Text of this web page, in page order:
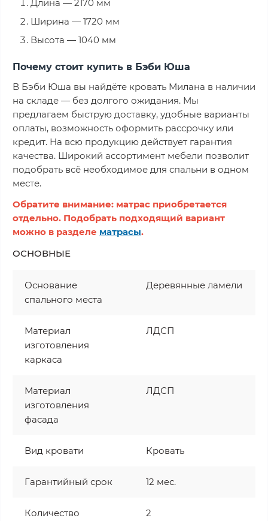
Длина — 2170 мм
Ширина — 1720 мм
Высота — 1040 мм
Почему стоит купить в Бэби Юша
В Бэби Юша вы найдёте кровать Милана в наличии
на складе — без долгого ожидания. Мы
предлагаем быструю доставку, удобные варианты
оплаты, возможность оформить рассрочку или
кредит. На всю продукцию действует гарантия
качества. Широкий ассортимент мебели позволит
подобрать всё необходимое для спальни в одном
месте.
Обратите внимание: матрас приобретается
отдельно. Подобрать подходящий вариант
можно в разделе матрасы.
ОСНОВНЫЕ
Основание
спального места
Деревянные ламели
Материал
изготовления
каркаса
ЛДСП
Материал
изготовления
фасада
ЛДСП
Вид кровати Кровать
Гарантийный срок 12 мес.
Количество
2